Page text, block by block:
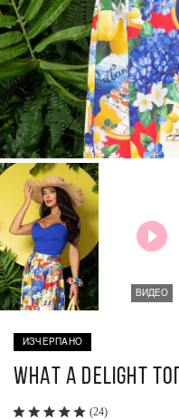
ВИДЕО
ИЗЧЕРПАНО
WHAT A DELIGHT
(24)